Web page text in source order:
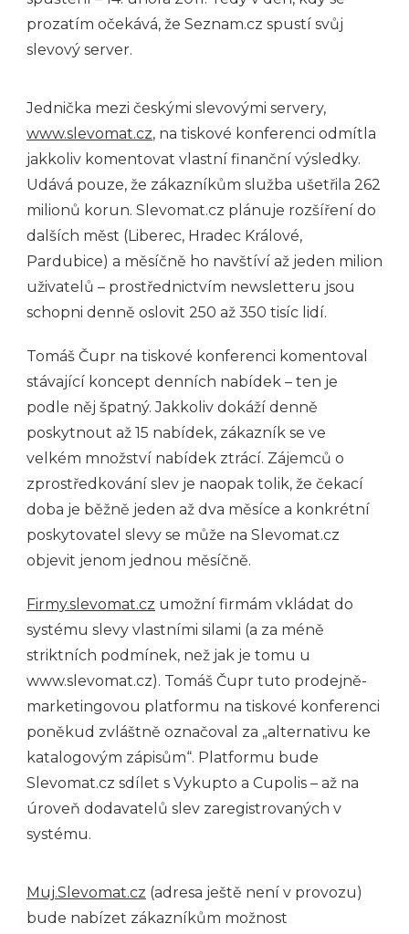
prozatím očekává, že Seznam.cz spustí svůj
slevový server.
Jednička mezi českými slevovými servery,
www.slevomat.cz, na tiskové konferenci odmítla
jakkoliv komentovat vlastní finanční výsledky.
Udává pouze, že zákazníkům služba ušetřila 262
milionů korun. Slevomat.cz plánuje rozšíření do
dalších měst (Liberec, Hradec Králové,
Pardubice) a měsíčně ho navštíví až jeden milion
uživatelů – prostřednictvím newsletteru jsou
schopni denně oslovit 250 až 350 tisíc lidí.
Tomáš Čupr na tiskové konferenci komentoval
stávající koncept denních nabídek – ten je
podle něj špatný. Jakkoliv dokáží denně
poskytnout až 15 nabídek, zákazník se ve
velkém množství nabídek ztrácí. Zájemců o
zprostředkování slev je naopak tolik, že čekací
doba je běžně jeden až dva měsíce a konkrétní
poskytovatel slevy se může na Slevomat.cz
objevit jenom jednou měsíčně.
Firmy.slevomat.cz umožní firmám vkládat do
systému slevy vlastními silami (a za méně
striktních podmínek, než jak je tomu u
www.slevomat.cz). Tomáš Čupr tuto prodejně-
marketingovou platformu na tiskové konferenci
poněkud zvláštně označoval za „alternativu ke
katalogovým zápisům“. Platformu bude
Slevomat.cz sdílet s Vykupto a Cupolis – až na
úroveň dodavatelů slev zaregistrovaných v
systému.
Muj.Slevomat.cz (adresa ještě není v provozu)
bude nabízet zákazníkům možnost